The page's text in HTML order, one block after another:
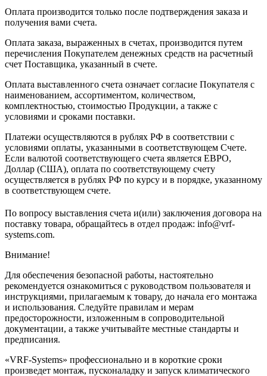
Оплата производится только после подтверждения заказа и
получения вами счета.
Оплата заказа, выраженных в счетах, производится путем
перечисления Покупателем денежных средств на расчетный
счет Поставщика, указанный в счете.
Оплата выставленного счета означает согласие Покупателя с
наименованием, ассортиментом, количеством,
комплектностью, стоимостью Продукции, а также с
условиями и сроками поставки.
Платежи осуществляются в рублях РФ в соответствии с
условиями оплаты, указанными в соответствующем Счете.
Если валютой соответствующего счета является ЕВРО,
Доллар (США), оплата по соответствующему cчету
осуществляется в рублях РФ по курсу и в порядке, указанному
в соответствующем cчете.
По вопросу выставления счета и(или) заключения договора на
поставку товара, обращайтесь в отдел продаж: info@vrf-
systems.com.
Внимание!
Для обеспечения безопасной работы, настоятельно
рекомендуется ознакомиться с руководством пользователя и
инструкциями, прилагаемым к товару, до начала его монтажа
и использования. Следуйте правилам и мерам
предосторожности, изложенным в сопроводительной
документации, а также учитывайте местные стандарты и
предписания.
«VRF-Systems» профессионально и в короткие сроки
произведет монтаж, пусконаладку и запуск климатического